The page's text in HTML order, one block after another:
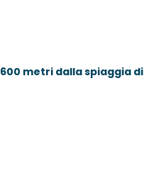
600 metri dalla spiaggia di